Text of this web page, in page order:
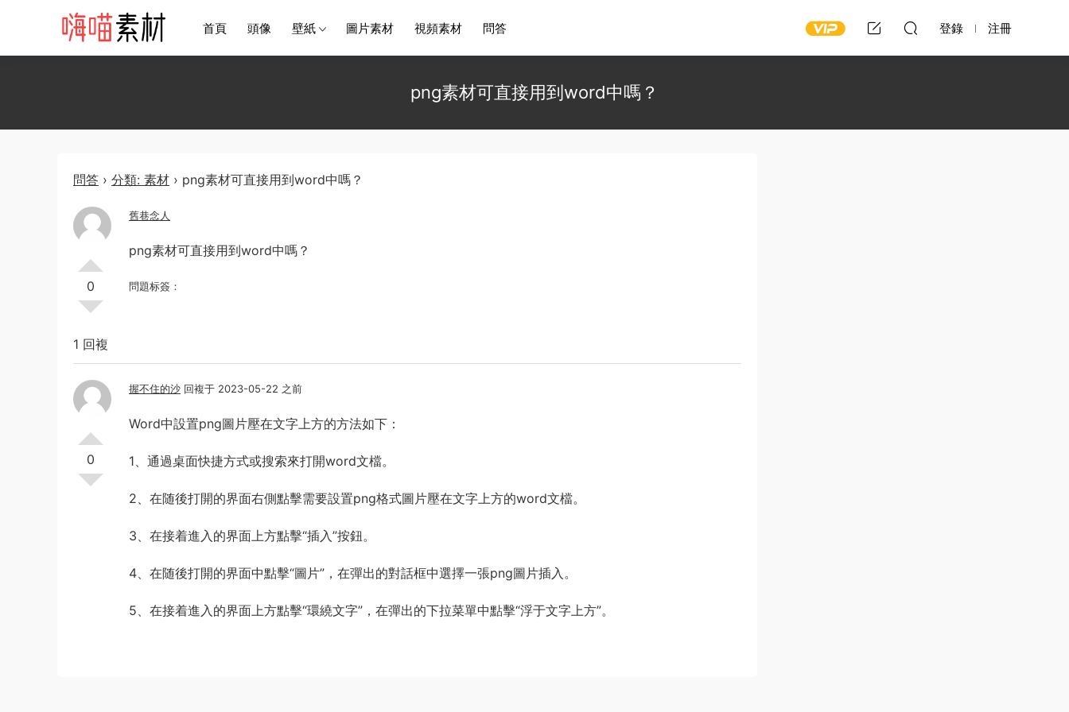
首頁 頭像 壁紙 圖片素材 視頻素材 問答 登錄 注冊
png素材可直接用到word中嗎？
問答 › 分類: 素材 › png素材可直接用到word中嗎？
0
舊巷念人
png素材可直接用到word中嗎？
問題标簽：
1 回複
0
握不住的沙 回複于 2023-05-22 之前
Word中設置png圖片壓在文字上方的方法如下：
1、通過桌面快捷方式或搜索來打開word文檔。
2、在随後打開的界面右側點擊需要設置png格式圖片壓在文字上方的word文檔。
3、在接着進入的界面上方點擊“插入”按鈕。
4、在随後打開的界面中點擊“圖片”，在彈出的對話框中選擇一張png圖片插入。
5、在接着進入的界面上方點擊“環繞文字”，在彈出的下拉菜單中點擊“浮于文字上方”。